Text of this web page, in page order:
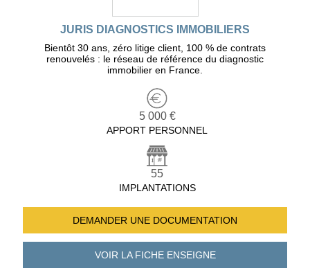
JURIS DIAGNOSTICS IMMOBILIERS
Bientôt 30 ans, zéro litige client, 100 % de contrats
renouvelés : le réseau de référence du diagnostic
immobilier en France.
5 000 €
APPORT PERSONNEL
55
IMPLANTATIONS
DEMANDER UNE DOCUMENTATION
VOIR LA FICHEENSEIGNE